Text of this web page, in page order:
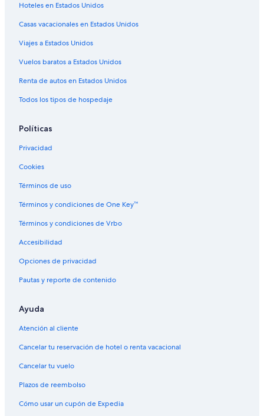
Hoteles en la playa en Zona Sur
Hoteles familiares en Zona Sur
Hoteles con cocina en Zona Sur
Hoteles con parque acuático en Zona Sur
Hoteles con hidromasaje en Zona Sur
Hoteles gay friendly en Zona Sur
Hoteles para bodas en Zona Sur
Hoteles que aceptan mascotas en Cosme Velho
Hoteles en Cosme Velho
Hoteles en Humaitá
Hoteles en Estados Unidos
Casas vacacionales en Estados Unidos
Viajes a Estados Unidos
Vuelos baratos a Estados Unidos
Renta de autos en Estados Unidos
Todos los tipos de hospedaje
Políticas
Privacidad
Cookies
Términos de uso
Términos y condiciones de One Key™
Términos y condiciones de Vrbo
Accesibilidad
Opciones de privacidad
Pautas y reporte de contenido
Ayuda
Atención al cliente
Cancelar tu reservación de hotel o renta vacacional
Cancelar tu vuelo
Plazos de reembolso
Cómo usar un cupón de Expedia